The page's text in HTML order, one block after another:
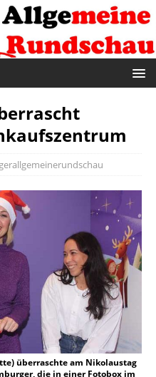
überraschte am Nikolaustag
die in einer Fotobox im